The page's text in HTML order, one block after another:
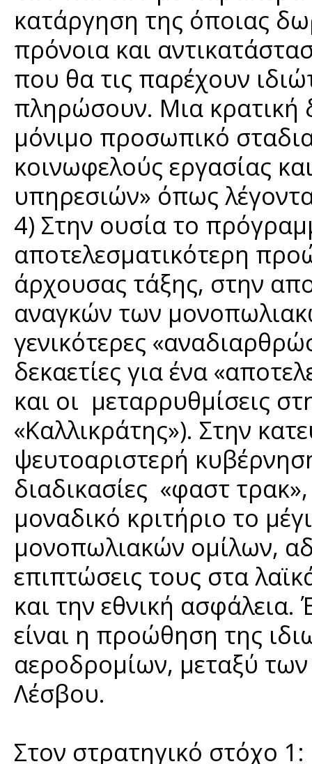
κατάργηση της όποιας
πρόνοια και
που θα τις παρέχουν
πληρώσουν. Μια κρατική
μόνιμο προσωπικό
κοινωφελούς εργασίας
υπηρεσιών» όπως
4) Στην ουσία το
αποτελεσματικότερη
άρχουσας τάξης, στην
αναγκών των
γενικότερες
δεκαετίες για ένα
και οι μεταρρυθμίσεις
«Καλλικράτης»). Στην
ψευτοαριστερή
διαδικασίες «φαστ
μοναδικό κριτήριο το
μονοπωλιακών ομίλων,
επιπτώσεις τους στα
και την εθνική
είναι η προώθηση της
αεροδρομίων, μεταξύ
Λέσβου.
Στον στρατηγικό στόχο